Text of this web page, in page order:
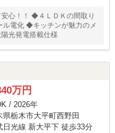
心！！ ◆４ＬＤＫの間取り
電化 ◆キッチンが魅力のメ
光発電搭載仕様
万円
/ 2026年
県栃木市大平町西野田
日光線 新大平下 徒歩33分